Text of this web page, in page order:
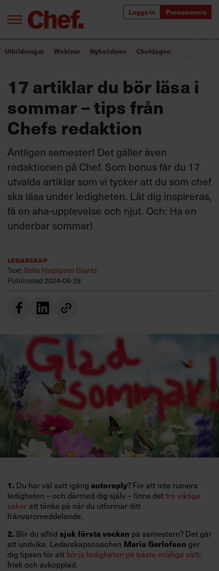
Logga in Prenumerera
Logga in
Prenumerera
Annonsera
Om oss
Kontakta oss
Kundservice
Villkor och policy för
Sök
efter:
Bra ledare förändrar världen
Utbildning för ledare
Chefakademin+
Populära utbildningar
Utbildningar Webinar Nyhetsbrev Chefdagen
17 artiklar du bör läsa i
sommar – tips från
Chefs redaktion
Äntligen semester! Det gäller även
redaktionen på Chef. Som bonus får du 17
utvalda artiklar som vi tycker att du som chef
ska läsa under ledigheten. Låt dig inspireras,
få en aha-upplevelse och njut. Och: Ha en
underbar sommar!
Ledarskap
Text:Sofia Hadjipetri Glantz
Publicerad 2024-06-28
1. Du har väl satt igång autoreply? För att inte ruinera
ledigheten – och därmed dig själv – finns dettre viktiga
sakeratt tänka på när du utformar ditt
frånvaromeddelande.
2. Blir du alltid sjuk första veckan på semestern? Det går
att undvika. Ledarskapscoachen Maria Gerlofson ger
dig tipsen för att börja ledigheten på bästa möjliga sätt:
frisk och avkopplad.